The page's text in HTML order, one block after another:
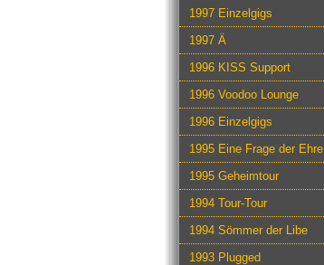
1997 Einzelgigs
1997 Ä
1996 KISS Support
1996 Voodoo Lounge
1996 Einzelgigs
1995 Eine Frage der Ehre
1995 Geheimtour
1994 Tour-Tour
1994 Sömmer der Libe
1993 Plugged